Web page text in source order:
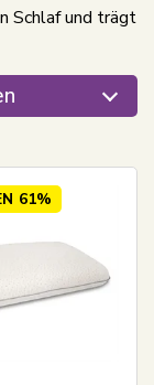
Schlaf und trägt
61%